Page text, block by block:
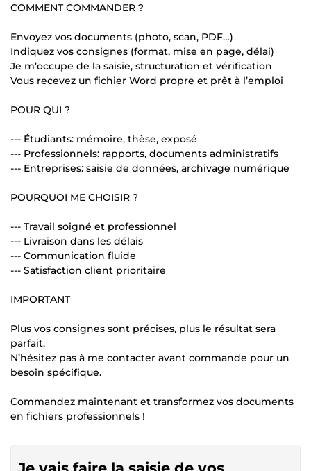
COMMENT COMMANDER ?
Envoyez vos documents (photo, scan, PDF…)
Indiquez vos consignes (format, mise en page, délai)
Je m’occupe de la saisie, structuration et vérification
Vous recevez un fichier Word propre et prêt à l’emploi
POUR QUI ?
--- Étudiants: mémoire, thèse, exposé
--- Professionnels: rapports, documents administratifs
--- Entreprises: saisie de données, archivage numérique
POURQUOI ME CHOISIR ?
--- Travail soigné et professionnel
--- Livraison dans les délais
--- Communication fluide
--- Satisfaction client prioritaire
IMPORTANT
Plus vos consignes sont précises, plus le résultat sera
parfait.
N’hésitez pas à me contacter avant commande pour un
besoin spécifique.
Commandez maintenant et transformez vos documents
en fichiers professionnels !